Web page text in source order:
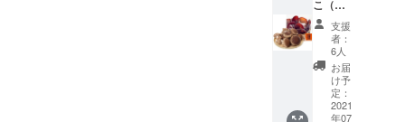
質：
表
シーチ
ング
裏
ローン
綿 ・サ
イズ L
こ（椎
茸・木
耳）
セッ
ト】
セット
内容：
椎茸1
支援
者：
6人
お届
け予
定：
2021
年07